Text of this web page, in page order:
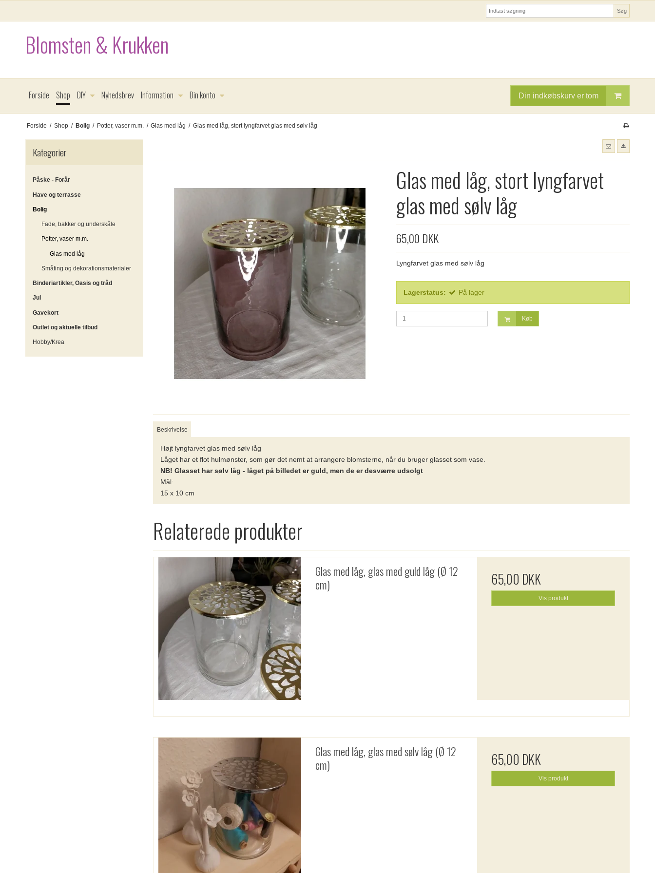
Søg
Blomsten & Krukken
Forside Shop DIY Nyhedsbrev Information Din konto Din indkøbskurv er tom
Forside / Shop / Bolig / Potter, vaser m.m. / Glas med låg / Glas med låg, stort lyngfarvet glas med sølv låg
Kategorier
Påske - Forår
Have og terrasse
Bolig
Fade, bakker og underskåle
Potter, vaser m.m.
Glas med låg
Småting og dekorationsmaterialer
Binderiartikler, Oasis og tråd
Jul
Gavekort
Outlet og aktuelle tilbud
Hobby/Krea
Glas med låg, stort lyngfarvet
glas med sølv låg
65,00 DKK
Lyngfarvet glas med sølv låg
Lagerstatus: På lager
Køb
Beskrivelse
Højt lyngfarvet glas med sølv låg
Låget har et flot hulmønster, som gør det nemt at arrangere blomsterne, når du bruger glasset som vase.
NB! Glasset har sølv låg - låget på billedet er guld, men de er desværre udsolgt
Mål:
15 x 10 cm
Relaterede produkter
Glas med låg, glas med guld låg (Ø 12
cm)
65,00 DKK
Vis produkt
Glas med låg, glas med sølv låg (Ø 12
cm)
65,00 DKK
Vis produkt